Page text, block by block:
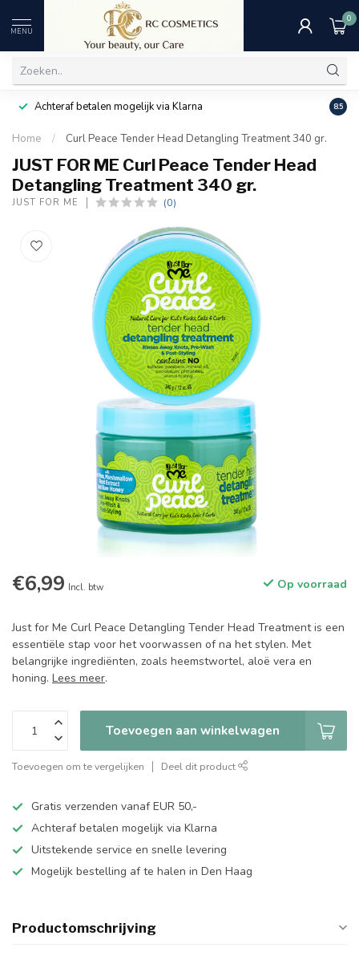
MENU
0
Achteraf betalen mogelijk via Klarna 8.5
Home / Curl Peace Tender Head Detangling Treatment 340 gr.
JUST FOR ME Curl Peace Tender Head
Detangling Treatment 340 gr.
JUST FOR ME (0)
€6,99 Incl. btw Op voorraad
Just for Me Curl Peace Detangling Tender Head Treatment is een
essentiële stap voor het voorwassen of na het stylen. Met
belangrijke ingrediënten, zoals heemstwortel, aloë vera en
honing. Lees meer.
Toevoegen aan winkelwagen
Toevoegen om te vergelijken Deel dit product
Gratis verzenden vanaf EUR 50,-
Achteraf betalen mogelijk via Klarna
Uitstekende service en snelle levering
Mogelijk bestelling af te halen in Den Haag
Productomschrijving